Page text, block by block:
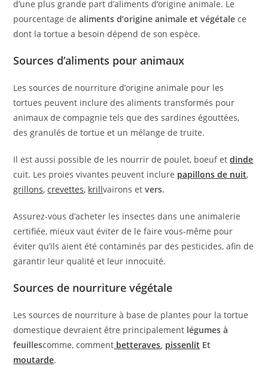
d’une plus grande part d’aliments d’origine animale. Le
pourcentage dealiments d’origine animale et végétale ce
dont la tortue a besoin dépend de son espèce.
Sources d’aliments pour animaux
Les sources de nourriture d’origine animale pour les
tortues peuvent inclure des aliments transformés pour
animaux de compagnie tels que des sardines égouttées,
des granulés de tortue et un mélange de truite.
Il est aussi possible de les nourrir de poulet, boeuf etdinde
cuit. Les proies vivantes peuvent inclure papillons de nuit,
grillons,crevettes, krillvairons etvers.
Assurez-vous d’acheter les insectes dans une animalerie
certifiée, mieux vaut éviter de le faire vous-même pour
éviter qu’ils aient été contaminés par des pesticides, afin de
garantir leur qualité et leur innocuité.
Sources de nourriture végétale
Les sources de nourriture à base de plantes pour la tortue
domestique devraient être principalement légumes à
feuillescomme, comment betteraves pissenlit Et
moutarde.